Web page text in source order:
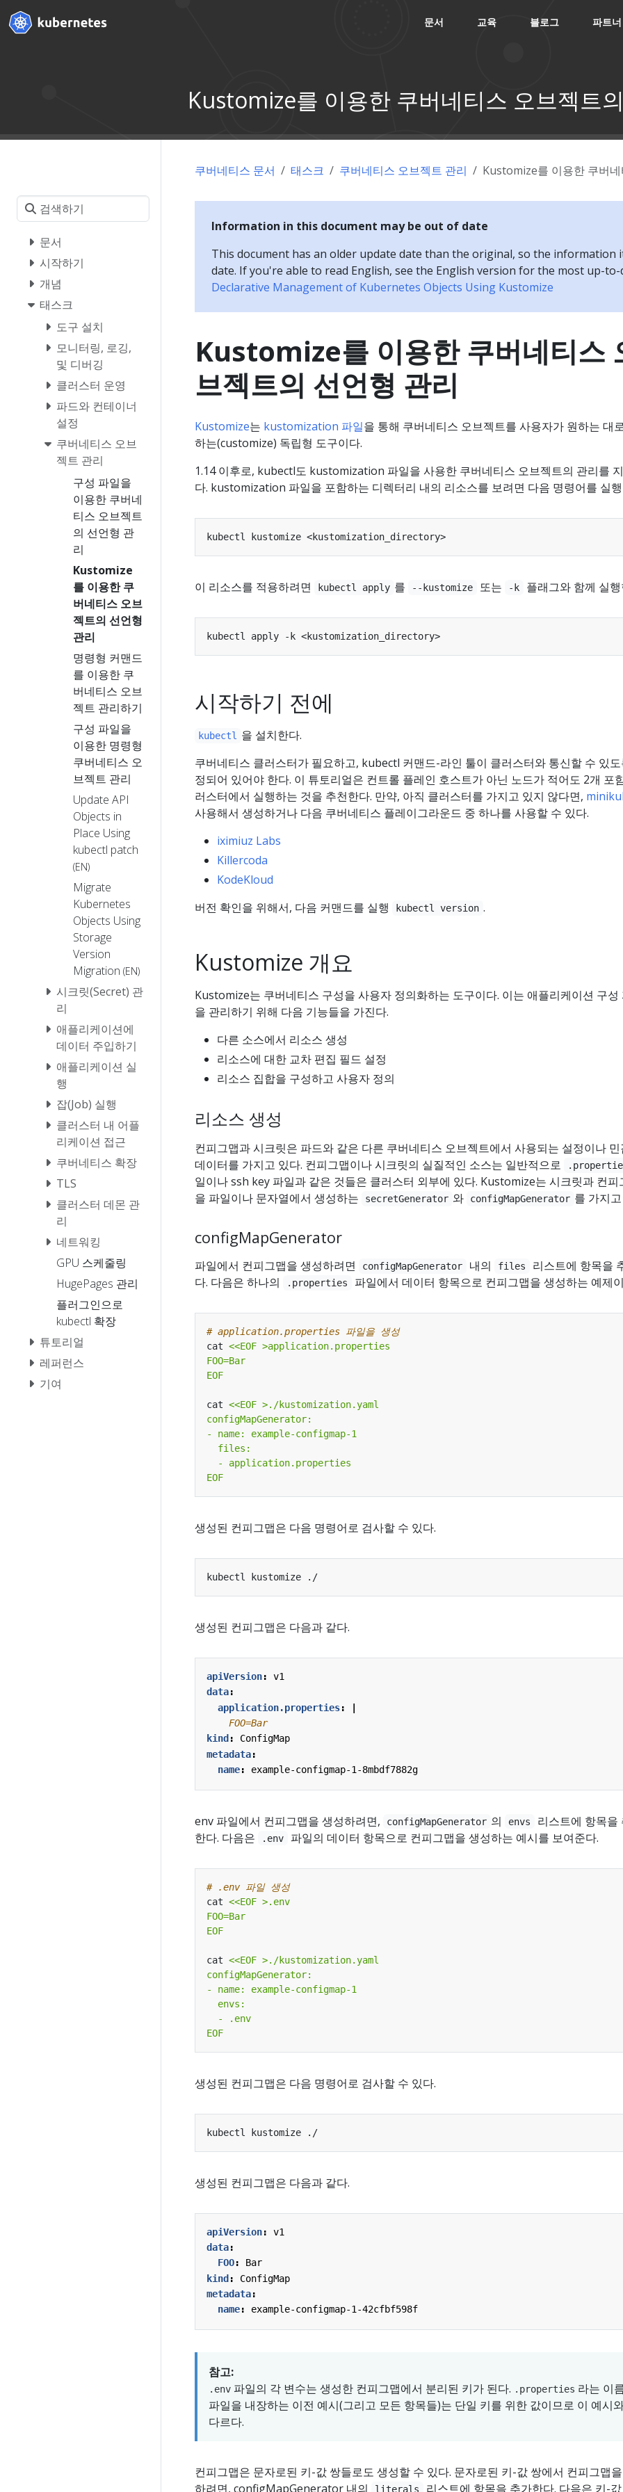
문서 교육 블로그 파트너
Kustomize를 이용한 쿠버네티스 오브젝트
문서
시작하기
개념
태스크
도구 설치
모니터링, 로깅,
및 디버깅
클러스터 운영
파드와 컨테이너
설정
쿠버네티스 오브
젝트 관리
구성 파일을
이용한 쿠버네
티스 오브젝트
의 선언형 관
리
Kustomize
를 이용한 쿠
버네티스 오브
젝트의 선언형
관리
명령형 커맨드
를 이용한 쿠
버네티스 오브
젝트 관리하기
구성 파일을
이용한 명령형
쿠버네티스 오
브젝트 관리
Update API
Objects in
Place Using
kubectl patch
(EN)
Migrate
Kubernetes
Objects Using
Storage
Version
Migration (EN)
시크릿(Secret) 관
리
애플리케이션에
데이터 주입하기
애플리케이션 실
행
잡(Job) 실행
클러스터 내 어플
리케이션 접근
쿠버네티스 확장
TLS
클러스터 데몬 관
리
네트워킹
GPU 스케줄링
HugePages 관리
플러그인으로
kubectl 확장
튜토리얼
레퍼런스
기여
쿠버네티스 문서 태스크 쿠버네티스 오브젝트 관리 Kustomize를 이용한 쿠버
Information in this document may be out of date
This document has an older update date than the original, so the information
date. If you're able to read English, see the English version for the most up-
Declarative Management of Kubernetes Objects Using Kustomize
Kustomize를 이용한 쿠버네티스
브젝트의 선언형 관리
Kustomize는 kustomization 파일을 통해 쿠버네티스 오브젝트를 사용자가 원하는 대
하는(customize) 독립형 도구이다.
1.14 이후로, kubectl도 kustomization 파일을 사용한 쿠버네티스 오브젝트의 관리를
다. kustomization 파일을 포함하는 디렉터리 내의 리소스를 보려면 다음 명령어를 실
이 리소스를 적용하려면 kubectl apply 를 --kustomize 또는 -k 플래그와 함께 실
시작하기 전에
kubectl
을 설치한다.
쿠버네티스 클러스터가 필요하고, kubectl 커맨드-라인 툴이 클러스터와 통신할 수 있
정되어 있어야 한다. 이 튜토리얼은 컨트롤 플레인 호스트가 아닌 노드가 적어도 2개 포
러스터에서 실행하는 것을 추천한다. 만약, 아직 클러스터를 가지고 있지 않다면,
사용해서 생성하거나 다음 쿠버네티스 플레이그라운드 중 하나를 사용할 수 있다.
iximiuz Labs
Killercoda
KodeKloud
버전 확인을 위해서, 다음 커맨드를 실행
kubectl version .
Kustomize 개요
Kustomize는 쿠버네티스 구성을 사용자 정의화하는 도구이다. 이는 애플리케이션 구성
을 관리하기 위해 다음 기능들을 가진다.
다른 소스에서 리소스 생성
리소스에 대한 교차 편집 필드 설정
리소스 집합을 구성하고 사용자 정의
리소스 생성
컨피그맵과 시크릿은 파드와 같은 다른 쿠버네티스 오브젝트에서 사용되는 설정이나
데이터를 가지고 있다. 컨피그맵이나 시크릿의 실질적인 소스는 일반적으로
일이나 ssh key 파일과 같은 것들은 클러스터 외부에 있다. Kustomize는 시크릿과 컨피
을 파일이나 문자열에서 생성하는
secretGenerator 와 configMapGenerator 를 가지
configMapGenerator
파일에서 컨피그맵을 생성하려면 configMapGenerator 내의 files
리스트에 항목을
다. 다음은 하나의
.properties 파일에서 데이터 항목으로 컨피그맵을 생성하는 예제
# application.properties 파일을 생성
cat
EOF
cat
EOF
생성된 컨피그맵은 다음 명령어로 검사할 수 있다.
생성된 컨피그맵은 다음과 같다.
apiVersion:
v1
data:
application.properties:
|
    FOO=Bar
kind :
ConfigMap
metadata:
name: example-configmap-1-8mbdf7882g
env 파일에서 컨피그맵을 생성하려면, configMapGenerator 의 envs
리스트에 항목을
한다. 다음은
.env 파일의 데이터 항목으로 컨피그맵을 생성하는 예시를 보여준다.
# .env 파일 생성
cat
EOF
cat
EOF
생성된 컨피그맵은 다음 명령어로 검사할 수 있다.
생성된 컨피그맵은 다음과 같다.
apiVersion:
v1
data:
FOO:
Bar
kind :
ConfigMap
metadata:
name: example-configmap-1-42cfbf598f
참고:
.env 파일의 각 변수는 생성한 컨피그맵에서 분리된 키가 된다. .properties 라는 이
파일을 내장하는 이전 예시(그리고 모든 항목들)는 단일 키를 위한 값이므로 이 예시
다르다.
컨피그맵은 문자로된 키-값 쌍들로도 생성할 수 있다. 문자로된 키-값 쌍에서 컨피그맵
하려면, configMapGenerator 내의
literals 리스트에 항목을 추가한다. 다음은 키-